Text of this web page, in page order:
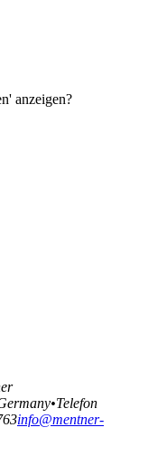
anzeigen?
•Telefon
info@mentner-